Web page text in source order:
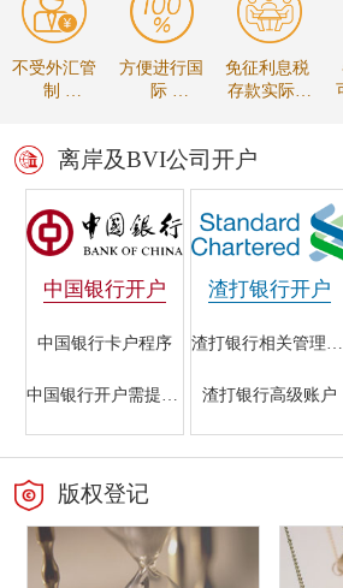
不受外汇管
制
方便进行国
际
免征利息税
存款实际收
离岸及BVI公司开户
中国银行开户
中国银行卡户程序
中国银行开户需提交的文件
中国银行不同帐户所需材料
渣打银行开户
渣打银行相关管理规定
渣打银行高级账户
渣打银行离岸账户开户条件
版权登记